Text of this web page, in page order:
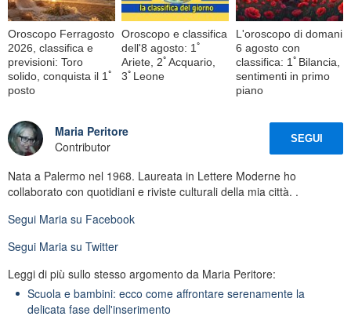
Oroscopo Ferragosto
2026, classifica e
previsioni: Toro
solido, conquista il 1ﾟ
posto
Oroscopo e classifica
dell'8 agosto: 1ﾟ
Ariete, 2ﾟAcquario,
3ﾟLeone
L'oroscopo di domani
6 agosto con
classifica: 1ﾟBilancia,
sentimenti in primo
piano
Maria Peritore
Contributor
SEGUI
Nata a Palermo nel 1968. Laureata in Lettere Moderne ho
collaborato con quotidiani e riviste culturali della mia città. .
Segui Maria su Facebook
Segui Maria su Twitter
Leggi di più sullo stesso argomento da Maria Peritore:
Scuola e bambini: ecco come affrontare serenamente la
delicata fase dell'inserimento